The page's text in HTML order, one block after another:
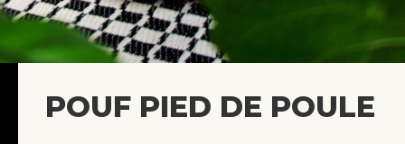
POUF PIED DE POULE